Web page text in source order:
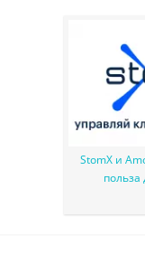
StomX и
польза